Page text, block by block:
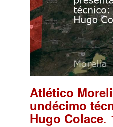
Atlético
undécimo
Hugo Colace.